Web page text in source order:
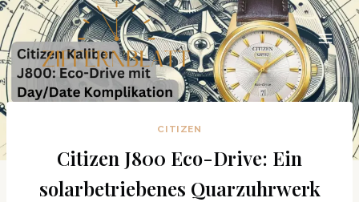
Zum
Inhalt
springen
CITIZEN
Citizen J800 Eco-Drive: Ein
solarbetriebenes Quarzuhrwerk